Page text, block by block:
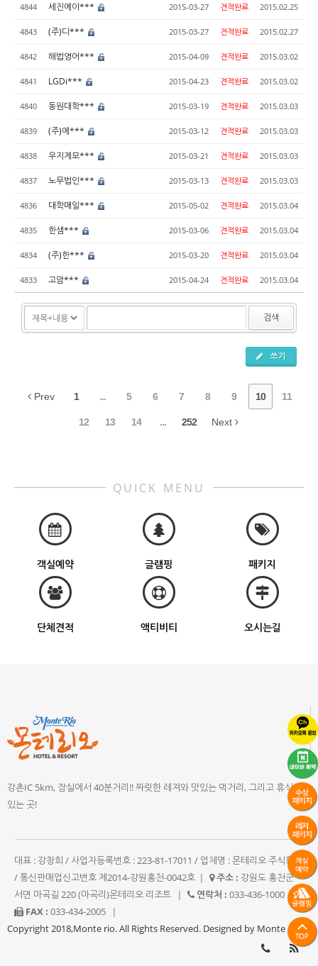
4844 세진에이*** 2015-03-27 견적완료 2015.02.25
4843 (주)디*** 2015-03-27 견적완료 2015.02.27
4842 해법영어*** 2015-04-09 견적완료 2015.03.02
4841 LGDi*** 2015-04-23 견적완료 2015.03.02
4840 동원대학*** 2015-03-19 견적완료 2015.03.03
4839 (주)에*** 2015-03-12 견적완료 2015.03.03
4838 우지계모*** 2015-03-21 견적완료 2015.03.03
4837 노무법인*** 2015-03-13 견적완료 2015.03.03
4836 대학매일*** 2015-05-02 견적완료 2015.03.04
4835 한샘*** 2015-03-06 견적완료 2015.03.04
4834 (주)한*** 2015-03-20 견적완료 2015.03.04
4833 고암*** 2015-04-24 견적완료 2015.03.04
검색
쓰기
Prev 1 ... 5 6 7 8 9 10 11
12 13 14 ... 252 Next
QUICK MENU
객실예약 글램핑 패키지
단체견적 액티비티 오시는길
강촌IC 5km, 잠실에서 40분거리!! 짜릿한 레져와 맛있는 먹거리, 그리고 휴식이
있는 곳!
대표 : 강창희 / 사업자등록번호 : 223-81-17011 / 업체명 : 몬테리오 주식회사
/ 통신판매업신고번호 제2014-강원홍천-0042호 | 주소 : 강원도 홍천군
서면 마곡길 220 (마곡리)몬테리오 리조트
| 연락처 : 033-436-1000
|
FAX : 033-434-2005
|
Copyright 2018,Monte rio. All Rights Reserved. Designed by Monte rio.